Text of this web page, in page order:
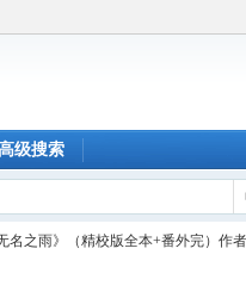
级搜索
无名之雨》（精校版全本+番外完）作